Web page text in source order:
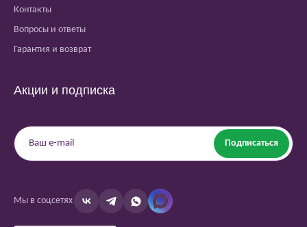
Контакты
Вопросы и ответы
Гарантия и возврат
Акции и подписка
Подписаться
Мы в соцсетях